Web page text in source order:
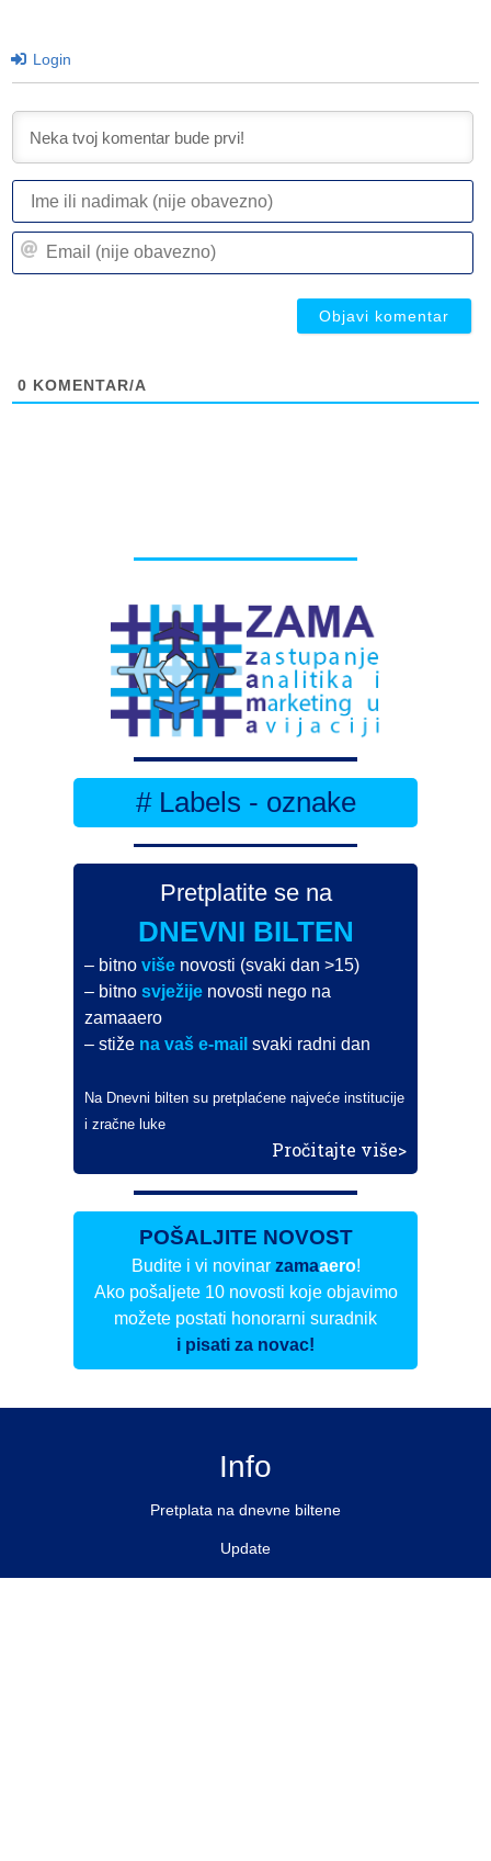
Login
0 KOMENTAR/A
# Labels - oznake
Pretplatite se na
DNEVNI BILTEN
– bitnoviše novosti (svaki dan >15)
– bitnosvježije novosti nego na
zamaaero
– stiže na vaš e-mail svaki radni dan
Na Dnevni bilten su pretplaćene najveće institucije
i zračne luke
Pročitajte više>
POŠALJITE NOVOST
Budite i vi novinar zamaaero!
Ako pošaljete 10 novosti koje objavimo
možete postati honorarni suradnik
i pisati za novac!
Info
Pretplata na dnevne biltene
Update